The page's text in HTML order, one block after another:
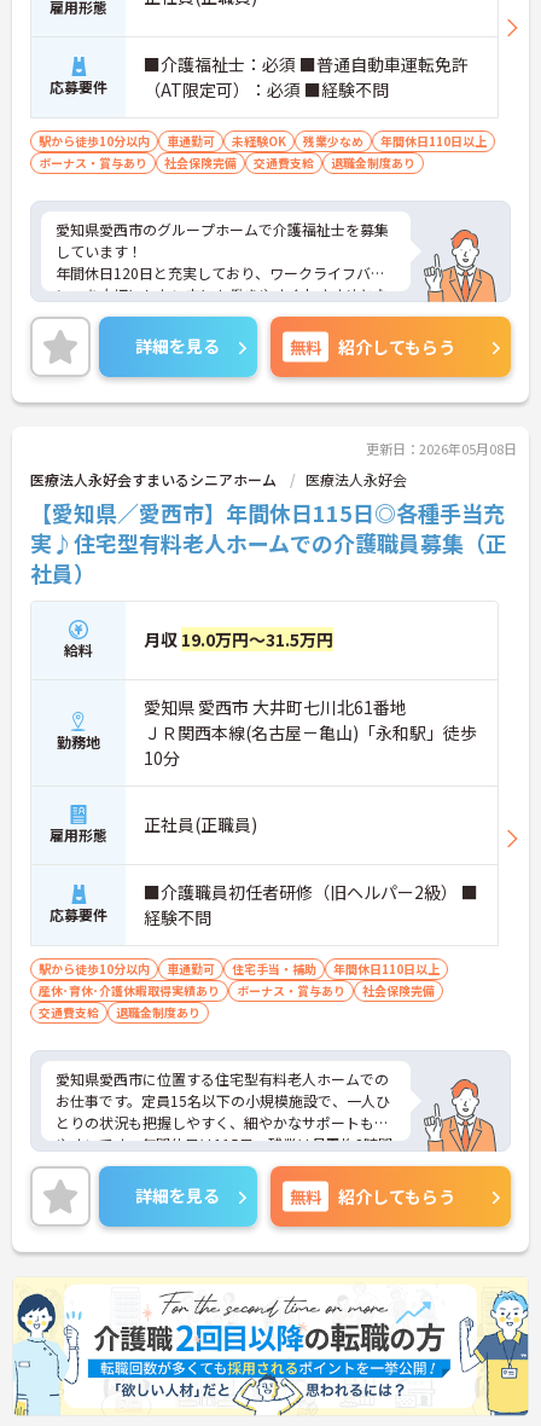
雇用形態
応募要件
■介護福祉士：必須 ■普通自動車運転免許
（AT限定可）：必須 ■経験不問
駅から徒歩10分以内 車通勤可 未経験OK 残業少なめ
年間休日110日以上
ボーナス・賞与あり
社会保険完備 交通費支給 退職金制度あり
愛知県愛西市のグループホームで介護福祉士を募集
しています！
年間休日120日と充実しており、ワークライフバラ
ンスを大切にしたい方にも働きやすくおすすめとな
っております◎最寄り駅から徒歩5分と好立地！通
勤しやすいのも嬉しいポイントです♪
ご興味のある方は、面接のポイントをお伝えします
のでお気軽にご連絡ください！
詳細を見る 無料 紹介してもらう
更新日：2026年05月08日
医療法人永好会すまいるシニアホーム 医療法人永好会
【愛知県／愛西市】年間休日115日◎各種手当充
実♪住宅型有料老人ホームでの介護職員募集（正
社員）
給料 月収 19.0万円～31.5万円
勤務地
愛知県 愛西市 大井町七川北61番地
ＪＲ関西本線(名古屋－亀山)「永和駅」徒歩
10分
雇用形態 正社員(正職員)
応募要件
■介護職員初任者研修（旧ヘルパー2級） ■
経験不問
駅から徒歩10分以内 車通勤可 住宅手当・補助
年間休日110日以上
産休･育休･介護休暇取得実績あり
ボーナス・賞与あり
社会保険完備
交通費支給
退職金制度あり
愛知県愛西市に位置する住宅型有料老人ホームでの
お仕事です。定員15名以下の小規模施設で、一人ひ
とりの状況も把握しやすく、細やかなサポートもし
やすいです。年間休日は115日、残業は月平均2時間
程度と少なく、メリハリのある勤務が叶います。充
実の手当等も魅力♪ご興味のある方には、面接対策
ポイントなど、さらに詳細をお話しいたしますので
お気軽にご相談ください！
詳細を見る 無料 紹介してもらう